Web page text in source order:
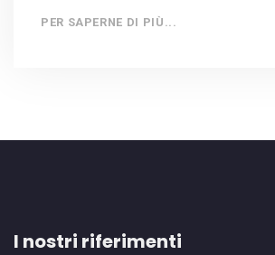
PER SAPERNE DI PIÙ...
I nostri riferimenti